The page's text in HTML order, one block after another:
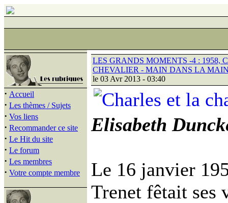
· Accueil
· Les thèmes / Sujets
· Vos liens
· Recommander ce site
· Le Hit du site
· Le forum
· Les membres
· Votre compte membre
LES GRANDS MOMENTS -4 :
CHEVALIER - MAIN DANS LA
le 03 Avr 2013 - 03:40
Elisabeth
Le 16 janvier
Trenet fêtait ses